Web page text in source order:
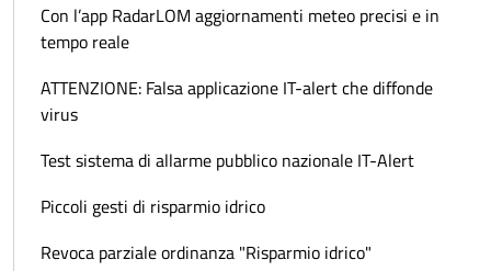
Con l’app RadarLOM aggiornamenti meteo precisi e in
tempo reale
ATTENZIONE: Falsa applicazione IT-alert che diffonde
virus
Test sistema di allarme pubblico nazionale IT-Alert
Piccoli gesti di risparmio idrico
Revoca parziale ordinanza "Risparmio idrico"